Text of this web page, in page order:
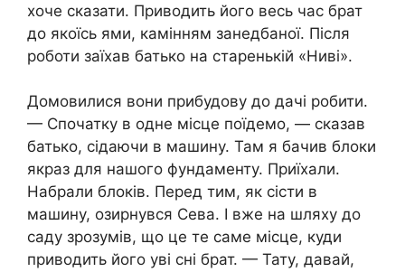
хоче сказати. Приводить його весь час брат
до якоїсь ями, камінням занедбаної. Після
роботи заїхав батько на старенькій «Ниві».
Домовилися вони прибудову до дачі робити.
— Спочатку в одне місце поїдемо, — сказав
батько, сідаючи в машину. Там я бачив блоки
якраз для нашого фундаменту. Приїхали.
Набрали блоків. Перед тим, як сісти в
машину, озирнувся Сева. І вже на шляху до
саду зрозумів, що це те саме місце, куди
приводить його уві сні брат. — Тату, давай,